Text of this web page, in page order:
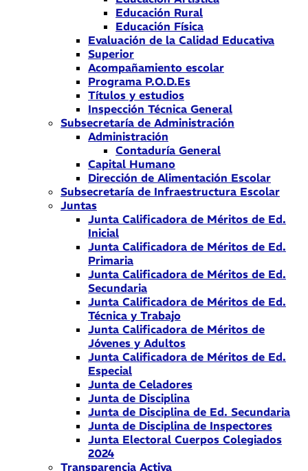
Educación Rural
Educación Física
Evaluación de la Calidad Educativa
Superior
Acompañamiento escolar
Programa P.O.D.Es
Títulos y estudios
Inspección Técnica General
Subsecretaría de Administración
Administración
Contaduría General
Capital Humano
Dirección de Alimentación Escolar
Subsecretaría de Infraestructura Escolar
Juntas
Junta Calificadora de Méritos de Ed.
Inicial
Junta Calificadora de Méritos de Ed.
Primaria
Junta Calificadora de Méritos de Ed.
Secundaria
Junta Calificadora de Méritos de Ed.
Técnica y Trabajo
Junta Calificadora de Méritos de
Jóvenes y Adultos
Junta Calificadora de Méritos de Ed.
Especial
Junta de Celadores
Junta de Disciplina
Junta de Disciplina de Ed. Secundaria
Junta de Disciplina de Inspectores
Junta Electoral Cuerpos Colegiados
2024
Transparencia Activa